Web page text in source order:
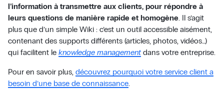
l’information à transmettre aux clients, pour répondre à
leurs questions de manière rapide et homogène. Il s’agit
plus que d’un simple Wiki : c’est un outil accessible aisément,
contenant des supports différents (articles, photos, vidéos…)
qui facilitent le knowledge managementdans votre entreprise.
Pour en savoir plus, découvrez pourquoi votre service client a
besoin d’une base de connaissance.